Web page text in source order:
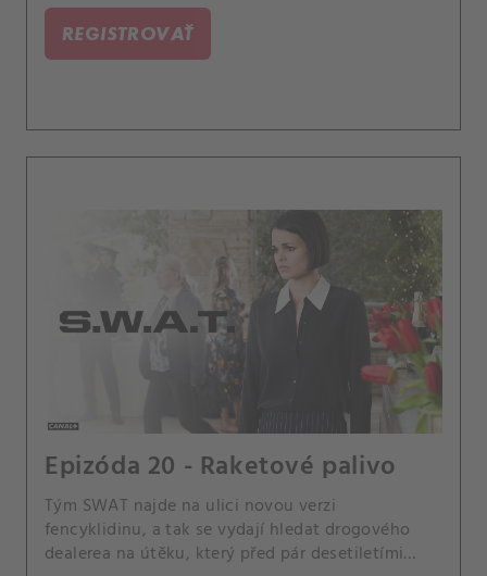
pomoct Mumfordovi udělat zásadní krok ve své
kariéře.
REGISTROVAŤ
Epizóda 20 - Raketové palivo
Tým SWAT najde na ulici novou verzi
fencyklidinu, a tak se vydají hledat drogového
dealerea na útěku, který před pár desetiletími